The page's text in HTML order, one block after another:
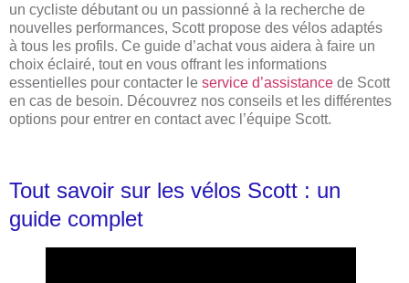
un cycliste débutant ou un passionné à la recherche de
nouvelles performances, Scott propose des vélos adaptés
à tous les profils. Ce guide d’achat vous aidera à faire un
choix éclairé, tout en vous offrant les informations
essentielles pour contacter le service d’assistance de Scott
en cas de besoin. Découvrez nos conseils et les différentes
options pour entrer en contact avec l’équipe Scott.
Tout savoir sur les vélos Scott : un
guide complet